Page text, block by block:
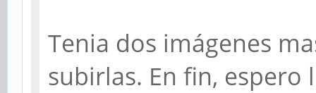
Tenia dos imágenes
subirlas. En fin, espero